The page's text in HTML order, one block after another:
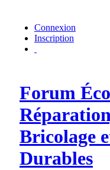
Connexion
Inscription
Forum
Bricolage
Durables